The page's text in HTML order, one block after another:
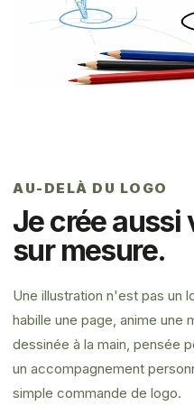
AU-DELÀ DU LOGO
Je crée aussi
sur mesure.
Une illustration n'est pas un
habille une page, anime une
dessinée à la main, pensée
un accompagnement
simple commande de logo.